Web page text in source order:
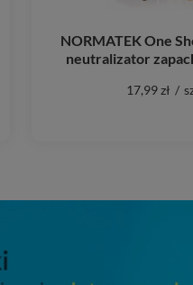
NORMATEK One
neutralizator
17,99 zł /